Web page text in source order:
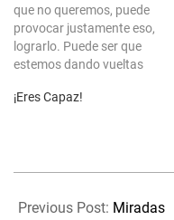
que no queremos, puede
provocar justamente eso,
lograrlo. Puede ser que
estemos dando vueltas
le ponemos tanto empeño
materialice lo que queríamos
¡Eres Capaz!
10-
Previous Post: Miradas